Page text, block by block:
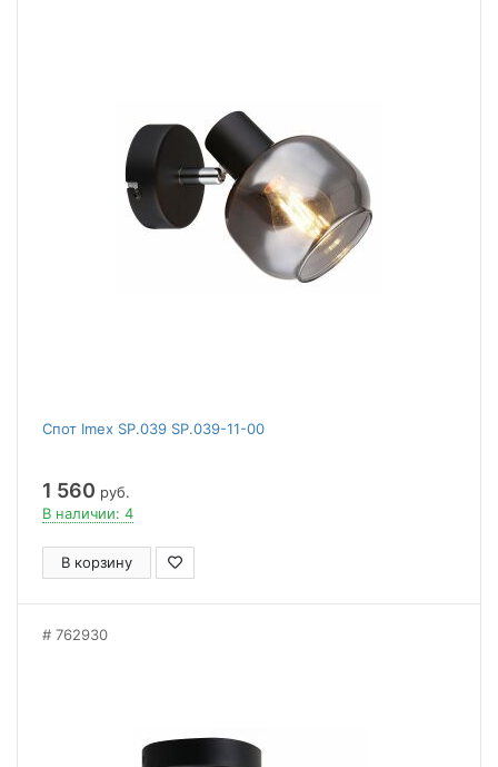
Спот Imex SP.039 SP.039-11-00
1 560 руб.
В наличии: 4
В корзину
762930